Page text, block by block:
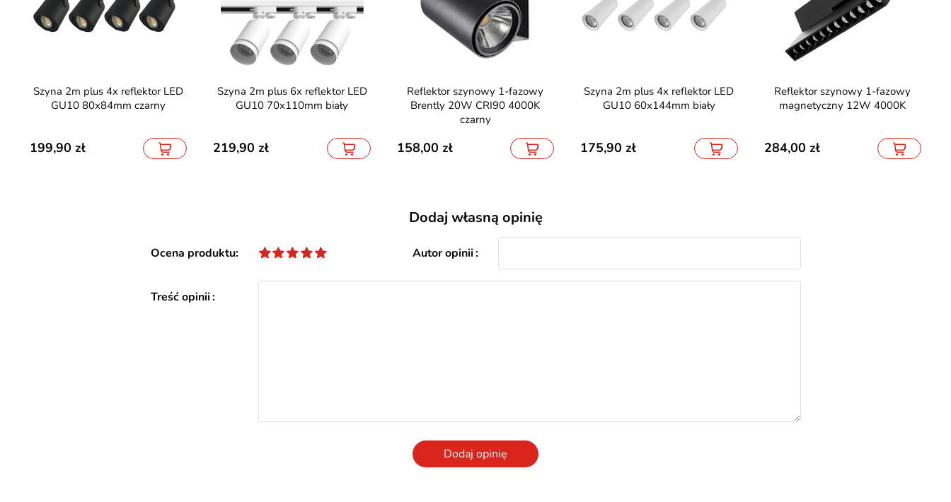
Szyna 2m plus 4x reflektor LED
GU10 80x84mm czarny
199,90
Szyna 2m plus 6x reflektor LED
GU10 70x110mm biały
219,90
Reflektor szynowy 1-fazowy
Brently 20W CRI90 4000K
czarny
158,00
Szyna 2m plus 4x reflektor LED
GU10 60x144mm biały
175,90
Reflektor szynowy 1-fazowy
magnetyczny 12W 4000K
284,00
Dodaj własną opinię
Ocena produktu Autor opinii
Treść opinii
Dodaj opinię